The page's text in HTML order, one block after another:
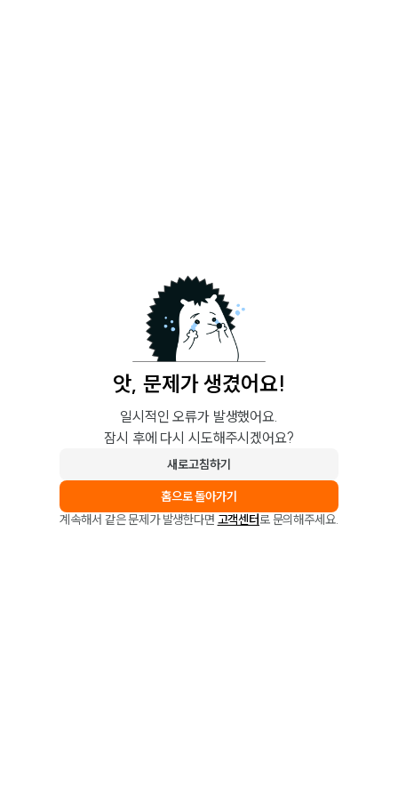
앗, 문제가 생겼어요!
일시적인 오류가 발생했어요.
잠시 후에 다시 시도해주시겠어요?
새로고침하기
홈으로 돌아가기
계속해서 같은 문제가 발생한다면 고객센터로 문의해주세요.